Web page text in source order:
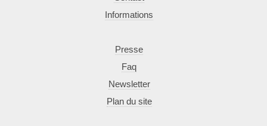
Informations
Presse
Faq
Newsletter
Plan du site